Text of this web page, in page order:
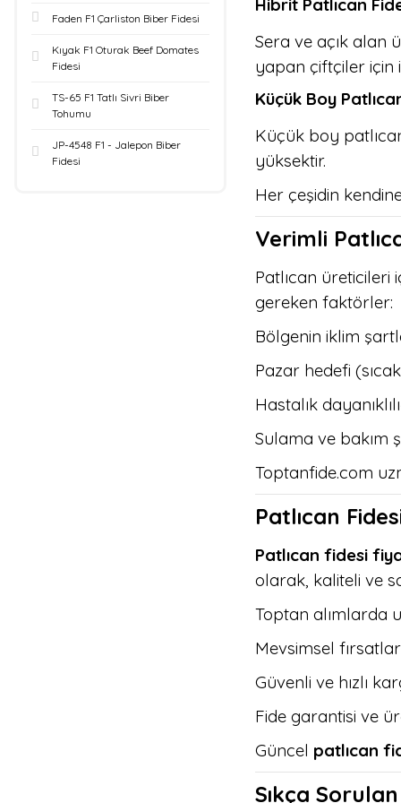
Faden F1 Çarliston Biber Fidesi
Kıyak F1 Oturak Beef Domates
Fidesi
TS-65 F1 Tatlı Sivri Biber
Tohumu
JP-4548 F1 - Jalepon Biber
Fidesi
Sera ve açık alan
yapan çiftçiler için
Küçük Boy
Küçük boy
yüksektir.
Her çeşidin
Verimli
Patlıcan üreticileri
gereken faktörler:
Bölgenin iklim
Pazar hedefi
Hastalık
Sulama ve bakım
Toptanfide.com
Patlıcan
Patlıcan fidesi
olarak, kaliteli ve
Toptan alımlarda
Mevsimsel
Güvenli ve hızlı
Fide garantisi ve
Güncel patlıcan
Sıkça